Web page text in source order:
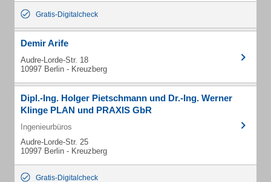
Gratis-Digitalcheck
Demir Arife
Audre-Lorde-Str. 18
10997 Berlin - Kreuzberg
Dipl.-Ing. Holger Pietschmann und Dr.-Ing. Werner
Klinge PLAN und PRAXIS GbR
Ingenieurbüros
Audre-Lorde-Str. 25
10997 Berlin - Kreuzberg
Gratis-Digitalcheck